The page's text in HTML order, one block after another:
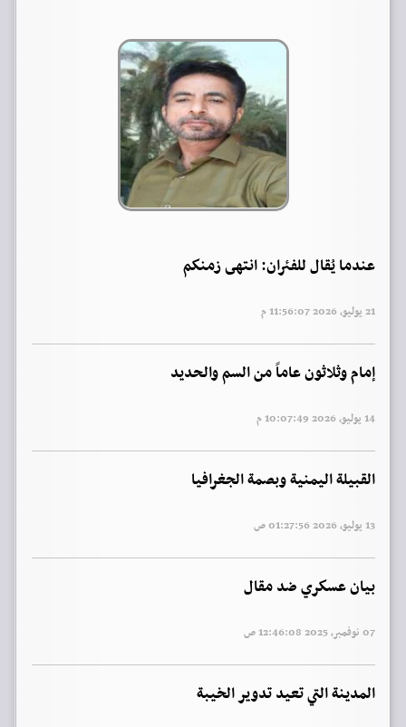
عندما يُقال للفئران: انتهى زمنكم
21 يوليو, 2026 11:56:07 م
إمام وثلاثون عاماً من السم والحديد
14 يوليو, 2026 10:07:49 م
القبيلة اليمنية وبصمة الجغرافيا
13 يوليو, 2026 01:27:56 ص
بيان عسكري ضد مقال
07 نوفمبر, 2025 12:46:08 ص
المدينة التي تعيد تدوير الخيبة